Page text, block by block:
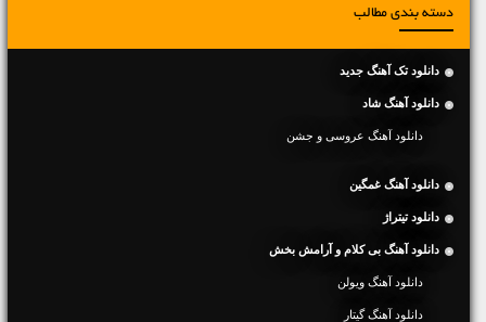
دسته بندی مطالب
دانلود تک آهنگ جدید
دانلود آهنگ شاد
دانلود آهنگ عروسی و جشن
دانلود آهنگ غمگین
دانلود تیتراژ
دانلود آهنگ بی کلام و آرامش بخش
دانلود آهنگ ویولن
دانلود آهنگ گیتار